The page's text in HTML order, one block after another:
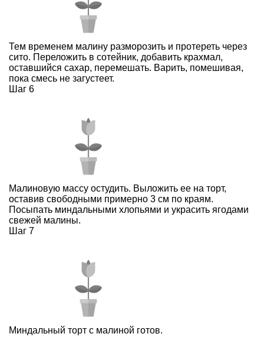
Тем временем малину разморозить и протереть через
сито. Переложить в сотейник, добавить крахмал,
оставшийся сахар, перемешать. Варить, помешивая,
пока смесь не загустеет.
Шаг 6
Малиновую массу остудить. Выложить ее на торт,
оставив свободными примерно 3 см по краям.
Посыпать миндальными хлопьями и украсить ягодами
свежей малины.
Шаг 7
Миндальный торт с малиной готов.